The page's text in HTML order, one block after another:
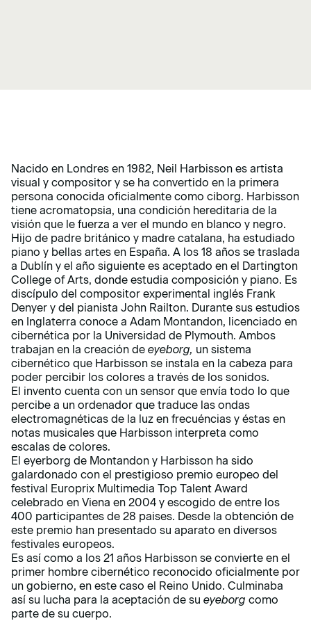
Nacido en Londres en 1982, Neil Harbisson es artista
visual y compositor y se ha convertido en la primera
persona conocida oficialmente como ciborg. Harbisson
tiene acromatopsia, una condición hereditaria de la
visión que le fuerza a ver el mundo en blanco y negro.
Hijo de padre británico y madre catalana, ha estudiado
piano y bellas artes en España. A los 18 años se traslada
a Dublín y el año siguiente es aceptado en el Dartington
College of Arts, donde estudia composición y piano. Es
discípulo del compositor experimental inglés Frank
Denyer y del pianista John Railton. Durante sus estudios
en Inglaterra conoce a Adam Montandon, licenciado en
cibernética por la Universidad de Plymouth. Ambos
trabajan en la creación de eyeborg, un sistema
cibernético que Harbisson se instala en la cabeza para
poder percibir los colores a través de los sonidos.
El invento cuenta con un sensor que envía todo lo que
percibe a un ordenador que traduce las ondas
electromagnéticas de la luz en frecuéncias y éstas en
notas musicales que Harbisson interpreta como
escalas de colores.
El eyerborg de Montandon y Harbisson ha sido
galardonado con el prestigioso premio europeo del
festival Europrix Multimedia Top Talent Award
celebrado en Viena en 2004 y escogido de entre los
400 participantes de 28 paises. Desde la obtención de
este premio han presentado su aparato en diversos
festivales europeos.
Es así como a los 21 años Harbisson se convierte en el
primer hombre cibernético reconocido oficialmente por
un gobierno, en este caso el Reino Unido. Culminaba
así su lucha para la aceptación de su eyeborg como
parte de su cuerpo.